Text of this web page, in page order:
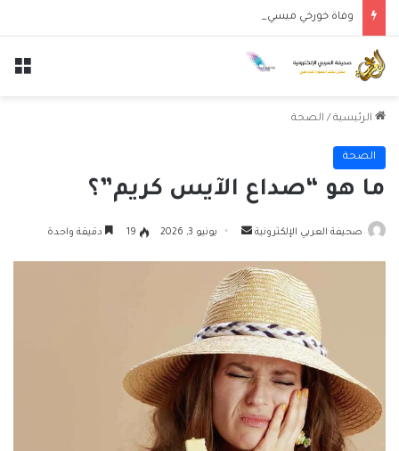
وفاة خورخي ميسي والد النجم الأرجنتيني ليونيل ميسي عن عمر 68 عاماً
الرئيسية / الصحة
الصحة
ما هو “صداع الآيس كريم”؟
صحيفة العربي الإلكترونية
أرسل
إلكترونيا
يونيو 3, 2026 19 دقيقة واحدة